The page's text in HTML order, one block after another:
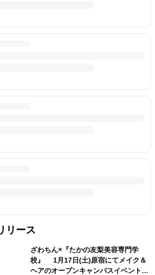
リース
ざわちん×『たかの友梨美容専門学
校』 1月17日(土)原宿にてメイク＆
ヘアのオープンキャンパスイベント開